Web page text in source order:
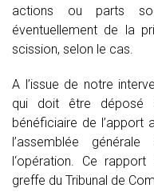
actions ou parts
éventuellement de la
scission, selon le cas.
A l’issue de notre
qui doit être déposé
bénéficiaire de
l’assemblée
l‘opération. Ce
greffe du Tribunal de